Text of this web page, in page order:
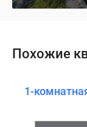
Похожие
1-